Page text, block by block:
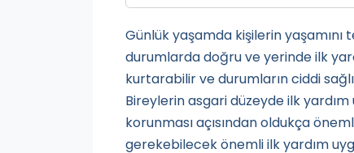
Günlük yaşamda kişilerin
durumlarda doğru ve yerinde ilk
kurtarabilir ve durumların ciddi
Bireylerin asgari düzeyde ilk
korunması açısından oldukça
gerekebilecek önemli ilk yardım